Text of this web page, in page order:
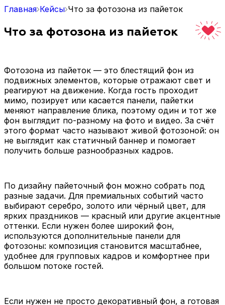
Главная Кейсы Что за фотозона из пайеток
Что за фотозона из пайеток
Фотозона из пайеток — это блестящий фон из
подвижных элементов, которые отражают свет и
реагируют на движение. Когда гость проходит
мимо, позирует или касается панели, пайетки
меняют направление блика, поэтому один и тот же
фон выглядит по-разному на фото и видео. За счёт
этого формат часто называют живой фотозоной: он
не выглядит как статичный баннер и помогает
получить больше разнообразных кадров.
По дизайну пайеточный фон можно собрать под
разные задачи. Для премиальных событий часто
выбирают серебро, золото или чёрный цвет, для
ярких праздников — красный или другие акцентные
оттенки. Если нужен более широкий фон,
используются дополнительные панели для
фотозоны: композиция становится масштабнее,
удобнее для групповых кадров и комфортнее при
большом потоке гостей.
Если нужен не просто декоративный фон, а готовая